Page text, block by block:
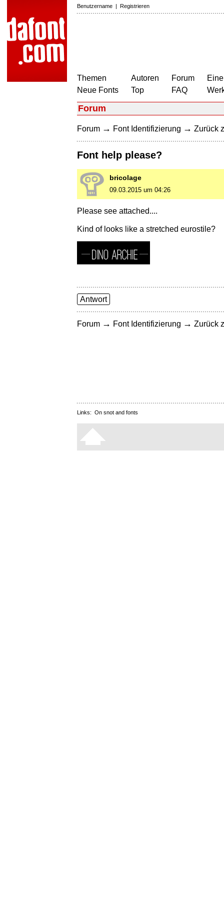
Benutzername | Registrieren
Themen
Neue Fonts
Autoren
Top
Forum
FAQ
Forum
Forum → Font Identifizierung → Zurück
Font help please?
bricolage
09.03.2015 um 04:26
Please see attached....
Kind of looks like a stretched eurostile?
Antwort
Forum → Font Identifizierung → Zurück
Links: On snot and fonts